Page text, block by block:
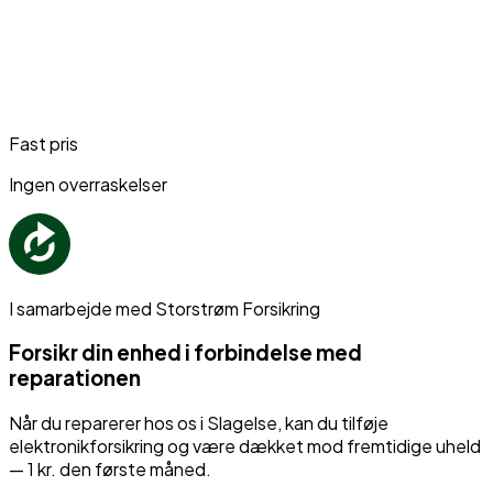
Fast pris
Ingen overraskelser
I samarbejde med Storstrøm Forsikring
Forsikr din enhed i forbindelse med
reparationen
Når du reparerer hos os i Slagelse, kan du tilføje
elektronikforsikring og være dækket mod fremtidige uheld
— 1 kr. den første måned.